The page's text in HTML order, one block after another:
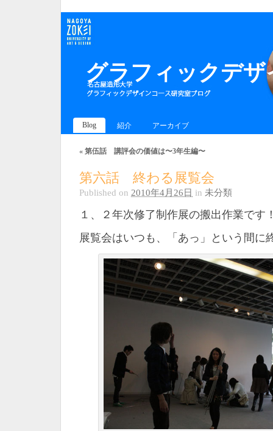
グラフィックデ
Blog 紹介 アーカイブ
« 第伍話 講評会の価値は〜3年生編〜
第六話 終わる展覧会
Published on 2010年4月26日 in 未分類
１、２年次修了制作展の搬出作業です
展覧会はいつも、「あっ」という間に